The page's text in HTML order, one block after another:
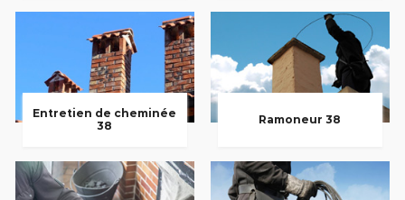
Entretien de cheminée
38
Ramoneur 38